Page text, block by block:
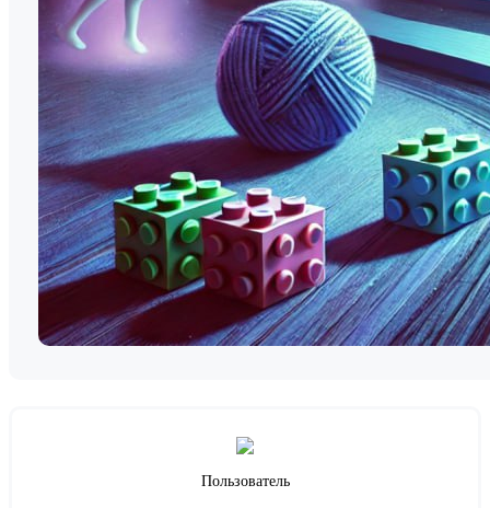
Пользователь